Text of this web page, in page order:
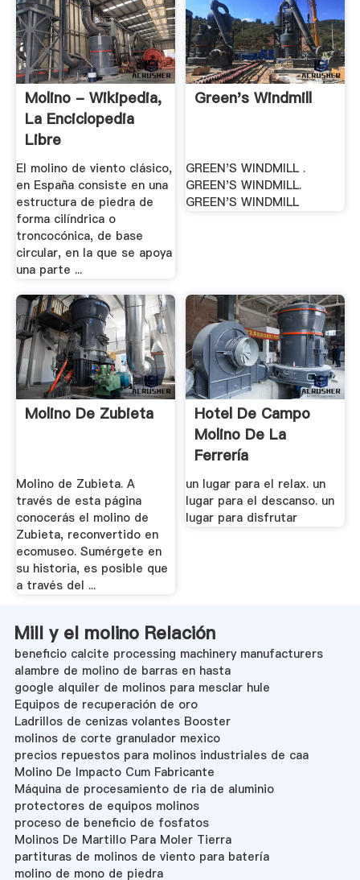
Molino - Wikipedia,
La Enciclopedia
Libre
El molino de viento clásico,
en España consiste en una
estructura de piedra de
forma cilíndrica o
troncocónica, de base
circular, en la que se apoya
una parte ...
Green's Windmill
GREEN'S WINDMILL .
GREEN'S WINDMILL.
GREEN'S WINDMILL
Molino De Zubieta
Molino de Zubieta. A
través de esta página
conocerás el molino de
Zubieta, reconvertido en
ecomuseo. Sumérgete en
su historia, es posible que
a través del ...
Hotel De Campo
Molino De La
Ferrería
un lugar para el relax. un
lugar para el descanso. un
lugar para disfrutar
Mill y el molino Relación
beneficio calcite processing machinery manufacturers
alambre de molino de barras en hasta
google alquiler de molinos para mesclar hule
Equipos de recuperación de oro
Ladrillos de cenizas volantes Booster
molinos de corte granulador mexico
precios repuestos para molinos industriales de caa
Molino De Impacto Cum Fabricante
Máquina de procesamiento de ria de aluminio
protectores de equipos molinos
proceso de beneficio de fosfatos
Molinos De Martillo Para Moler Tierra
partituras de molinos de viento para batería
molino de mono de piedra